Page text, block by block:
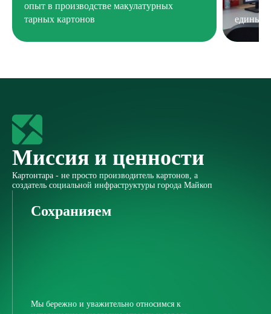
опыт в производстве макулатурных
тарных картонов
единые
Миссия и ценности
Картонтара - не просто производитель картонов, а
создатель социальной инфраструктуры города Майкоп
Сохранияем
Мы бережно и уважительно относимся к